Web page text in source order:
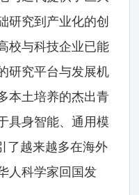
研究到产业化的创
校与科技企业已能
研究平台与发展机
本土培养的杰出青
具身智能、通用模
了越来越多在海外
人科学家回国发